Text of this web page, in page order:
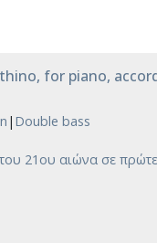
for piano,
| Double bass
21ου αιώνα σε